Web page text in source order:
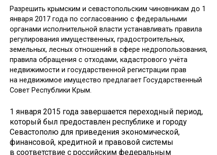
Разрешить крымским и севастопольским чиновникам до 1
января 2017 года по согласованию с федеральными
органами исполнительной власти устанавливать правила
регулирования имущественных, градостроительных,
земельных, лесных отношений в сфере недропользования,
правила обращения с отходами, кадастрового учёта
недвижимости и государственной регистрации прав
на недвижимое имущество предлагает Государственный
Совет Рес­публики Крым.
1 января 2015 года завершается переходный период,
который был предоставлен республике и городу
Севастополю для приведения экономической,
финансовой, кредитной и правовой системы
в соответствие с российским федеральным